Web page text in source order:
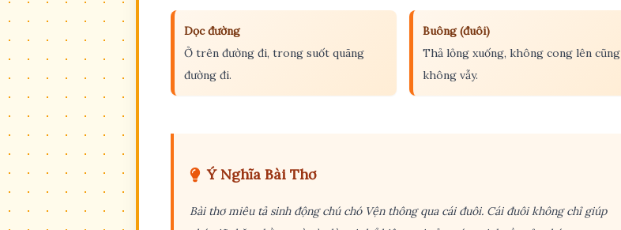
Dọc đường
Ở trên đường đi, trong suốt quãng
đường đi.
Buông (đuôi)
Thả lỏng xuống, không cong lên cũng
không vẫy.
Ý Nghĩa Bài Thơ
Bài thơ miêu tả sinh động chú chó Vện thông qua cái đuôi. Cái đuôi không chỉ giúp